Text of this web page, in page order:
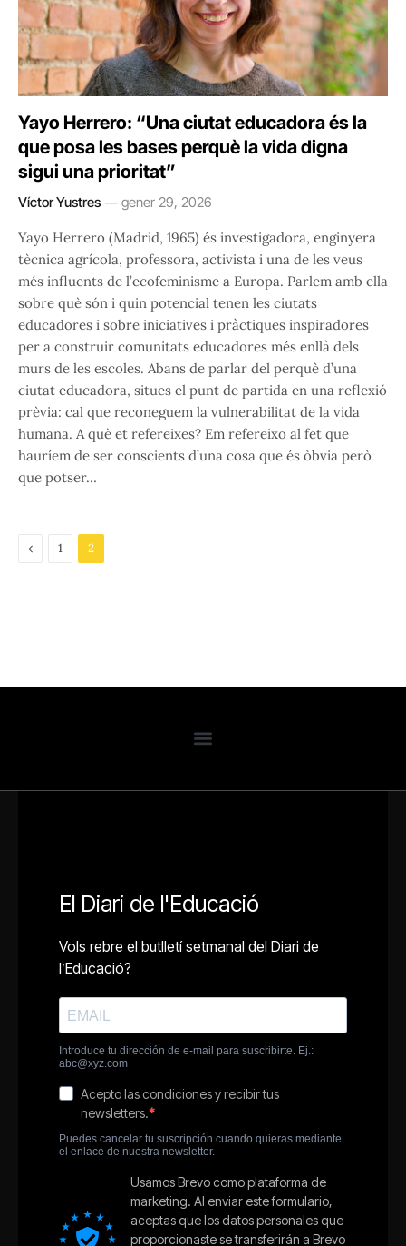
Yayo Herrero: “Una ciutat educadora és la
que posa les bases perquè la vida digna
sigui una prioritat”
Víctor Yustres gener 29, 2026
Yayo Herrero (Madrid, 1965) és investigadora, enginyera
tècnica agrícola, professora, activista i una de les veus
més influents de l’ecofeminisme a Europa. Parlem amb ella
sobre què són i quin potencial tenen les ciutats
educadores i sobre iniciatives i pràctiques inspiradores
per a construir comunitats educadores més enllà dels
murs de les escoles. Abans de parlar del perquè d’una
ciutat educadora, situes el punt de partida en una reflexió
prèvia: cal que reconeguem la vulnerabilitat de la vida
humana. A què et refereixes? Em refereixo al fet que
hauríem de ser conscients d’una cosa que és òbvia però
que potser…
Previous
1 2